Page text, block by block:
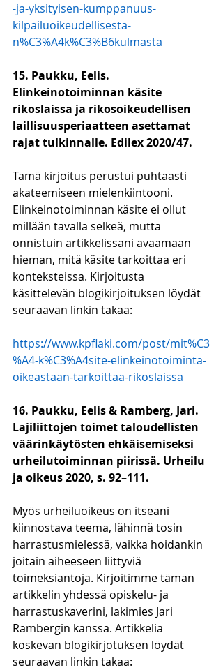
-ja-yksityisen-kumppanuus-
kilpailuoikeudellisesta-
n%C3%A4k%C3%B6kulmasta
15. Paukku, Eelis.
Elinkeinotoiminnan käsite
rikoslaissa ja rikosoikeudellisen
laillisuusperiaatteen asettamat
rajat tulkinnalle. Edilex 2020/47.
Tämä kirjoitus perustui puhtaasti
akateemiseen mielenkiintooni.
Elinkeinotoiminnan käsite ei ollut
millään tavalla selkeä, mutta
onnistuin artikkelissani avaamaan
hieman, mitä käsite tarkoittaa eri
konteksteissa. Kirjoitusta
käsittelevän blogikirjoituksen löydät
seuraavan linkin takaa:
https://www.kpflaki.com/post/mit%C3
%A4-k%C3%A4site-elinkeinotoiminta-
oikeastaan-tarkoittaa-rikoslaissa
16. Paukku, Eelis & Ramberg, Jari.
Lajiliittojen toimet taloudellisten
väärinkäytösten ehkäisemiseksi
urheilutoiminnan piirissä. Urheilu
ja oikeus 2020, s. 92–111.
Myös urheiluoikeus on itseäni
kiinnostava teema, lähinnä tosin
harrastusmielessä, vaikka hoidankin
joitain aiheeseen liittyviä
toimeksiantoja. Kirjoitimme tämän
artikkelin yhdessä opiskelu- ja
harrastuskaverini, lakimies Jari
Rambergin kanssa. Artikkelia
koskevan blogikirjotuksen löydät
seuraavan linkin takaa: